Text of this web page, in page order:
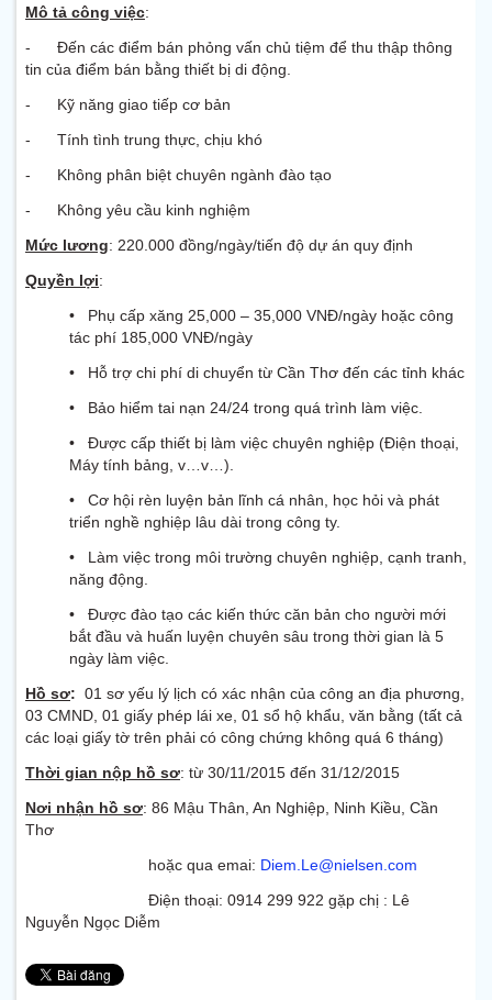
Mô tả công việc:
- Đến các điểm bán phỏng vấn chủ tiệm để thu thập thông
tin của điểm bán bằng thiết bị di động.
- Kỹ năng giao tiếp cơ bản
- Tính tình trung thực, chịu khó
- Không phân biệt chuyên ngành đào tạo
- Không yêu cầu kinh nghiệm
Mức lương: 220.000 đồng/ngày/tiến độ dự án quy định
Quyền lợi:
• Phụ cấp xăng 25,000 – 35,000 VNĐ/ngày hoặc công
tác phí 185,000 VNĐ/ngày
• Hỗ trợ chi phí di chuyển từ Cần Thơ đến các tỉnh khác
• Bảo hiểm tai nạn 24/24 trong quá trình làm việc.
• Được cấp thiết bị làm việc chuyên nghiệp (Điện thoại,
Máy tính bảng, v…v…).
• Cơ hội rèn luyện bản lĩnh cá nhân, học hỏi và phát
triển nghề nghiệp lâu dài trong công ty.
• Làm việc trong môi trường chuyên nghiệp, cạnh tranh,
năng động.
• Được đào tạo các kiến thức căn bản cho người mới
bắt đầu và huấn luyện chuyên sâu trong thời gian là 5
ngày làm việc.
Hồ sơ: 01 sơ yếu lý lịch có xác nhận của công an địa phương,
03 CMND, 01 giấy phép lái xe, 01 sổ hộ khẩu, văn bằng (tất cả
các loại giấy tờ trên phải có công chứng không quá 6 tháng)
Thời gian nộp hồ sơ: từ 30/11/2015 đến 31/12/2015
Nơi nhận hồ sơ: 86 Mậu Thân, An Nghiệp, Ninh Kiều, Cần
Thơ
hoặc qua emai: Diem.Le@nielsen.com
Điện thoại: 0914 299 922 gặp chị : Lê
Nguyễn Ngọc Diễm